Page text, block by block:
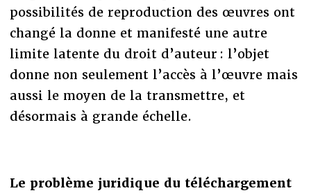
possibilités de reproduction des œuvres ont
changé la donne et manifesté une autre
limite latente du droit d’auteur : l’objet
donne non seulement l’accès à l’œuvre mais
aussi le moyen de la transmettre, et
désormais à grande échelle.
Le problème juridique du téléchargement